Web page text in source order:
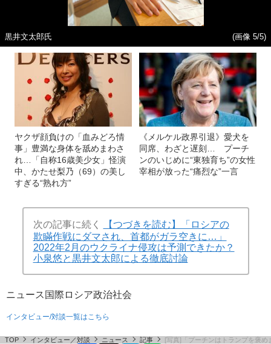
黒井文太郎氏 (画像 5/5)
ヤクザ顔負けの「血みどろ情
事」豊満な身体を舐めまわさ
れ…「自称16歳美少女」怪演
中、かたせ梨乃（69）の美し
すぎる“熟れ方”
《メルケル政界引退》愛犬を
同席、わざと遅刻… プーチ
ンのいじめに“東独育ち”の女性
宰相が放った“痛烈な”一言
次の記事に続く
【つづきを読む】「ロシアの
欺瞞作戦にダマされ、首都がガラ空きに…」
2022年2月のウクライナ侵攻は予測できたか？
小泉悠と黒井文太郎による徹底討論
ニュース 国際 ロシア政治社会
インタビュー/対談一覧はこちら
TOP インタビュー／対談 ニュース 記事 [写真]「プーチンはトランプを褒